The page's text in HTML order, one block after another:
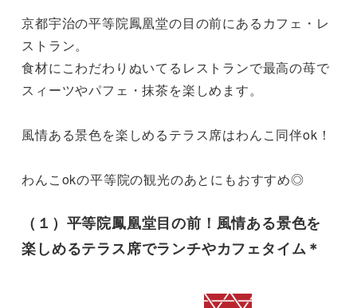
京都宇治の平等院鳳凰堂の目の前にあるカフェ・レ
ストラン。
食材にこわだわりぬいてるレストランで最高の苺で
スィーツやパフェ・抹茶を楽しめます。
風情ある景色を楽しめるテラス席はわんこ同伴ok！
わんこokの平等院の観光のあとにもおすすめ◎
（１）平等院鳳凰堂目の前！風情ある景色を
楽しめるテラス席でランチやカフェタイム＊